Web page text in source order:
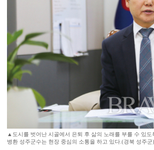
▲도시를 벗어난 시골에서 은퇴 후 삶의 노래를 부를 수 있
병환 성주군수는 현장 중심의 소통을 하고 있다.(경북 성주군)